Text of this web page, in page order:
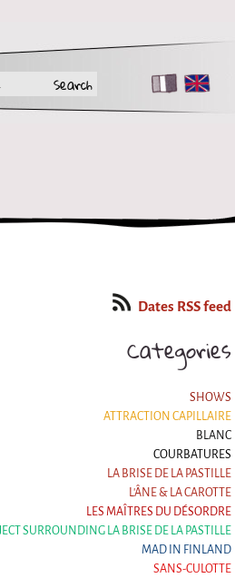
FR EN
Dates RSS feed
Categories
SHOWS
ATTRACTION CAPILLAIRE
BLANC
COURBATURES
LA BRISE DE LA PASTILLE
L'ÂNE & LA CAROTTE
LES MAÎTRES DU DÉSORDRE
SURROUNDING LA BRISE DE LA PASTILLE
MAD IN FINLAND
SANS-CULOTTE